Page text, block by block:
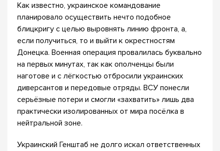
Как известно, украинское командование
планировало осуществить нечто подобное
блицкригу с целью выровнять линию фронта, а,
если получиться, то и выйти к окрестностям
Донецка. Военная операция провалилась буквально
на первых минутах, так как ополченцы были
наготове и с лёгкостью отбросили украинских
диверсантов и передовые отряды. ВСУ понесли
серьёзные потери и смогли «захватить» лишь два
практически изолированных от мира посёлка в
нейтральной зоне.
Украинский Генштаб не долго искал ответственных